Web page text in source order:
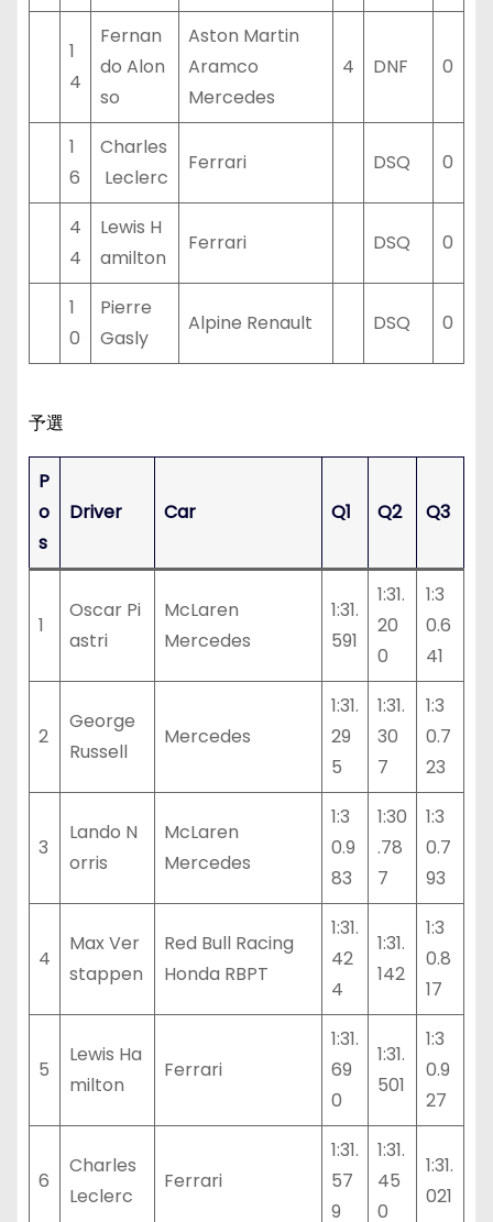
1
4
Fernan
do Alon
so
Aston Martin
Aramco
Mercedes
4 DNF 0
1
6
Charles
Leclerc
Ferrari DSQ 0
4
4
Lewis H
amilton
Ferrari DSQ 0
1
0
Pierre
Gasly
Alpine Renault DSQ 0
予選
P
o
s
Driver Car Q1 Q2 Q3
1
Oscar Pi
astri
McLaren
Mercedes
1:31.
591
1:31.
20
0
1:3
0.6
41
2
George
Russell
Mercedes
1:31.
29
5
1:31.
30
7
1:3
0.7
23
3
Lando N
orris
McLaren
Mercedes
1:3
0.9
83
1:30
.78
7
1:3
0.7
93
4
Max Ver
stappen
Red Bull Racing
Honda RBPT
1:31.
42
4
1:31.
142
1:3
0.8
17
5
Lewis Ha
milton
Ferrari
1:31.
69
0
1:31.
501
1:3
0.9
27
6
Charles
Leclerc
Ferrari
1:31.
57
9
1:31.
45
0
1:31.
021